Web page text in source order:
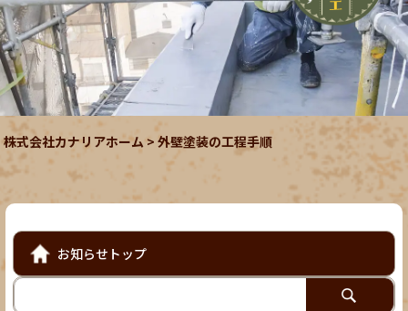
株式会社カナリアホーム>外壁塗装の工程手順
お知らせトップ